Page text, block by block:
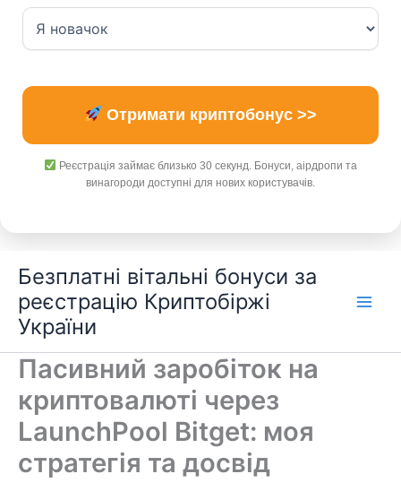
Отримати криптобонус >>
Реєстрація займає близько 30 секунд. Бонуси, аірдропи та
винагороди доступні для нових користувачів.
вмісту
Безплатні вітальні бонуси за
реєстрацію Криптобіржі
України
Пасивний заробіток на
криптовалюті через
LaunchPool Bitget: моя
стратегія та досвід